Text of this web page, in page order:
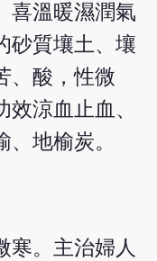
喜溫暖濕潤氣
砂質壤土、壤
、酸，性微
涼血止血、
地榆炭。
寒。主治婦人